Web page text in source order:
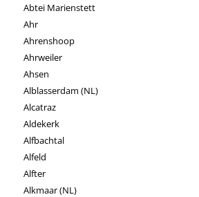
Abtei Marienstett
Ahr
Ahrenshoop
Ahrweiler
Ahsen
Alblasserdam (NL)
Alcatraz
Aldekerk
Alfbachtal
Alfeld
Alfter
Alkmaar (NL)